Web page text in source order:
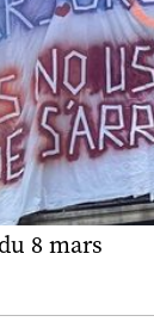
8 mars